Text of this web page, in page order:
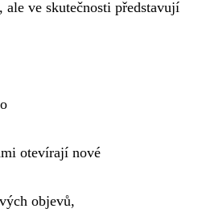
ale ve skutečnosti představují
otevírají nové
objevů,